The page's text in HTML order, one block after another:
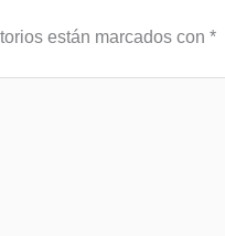
están marcados con *